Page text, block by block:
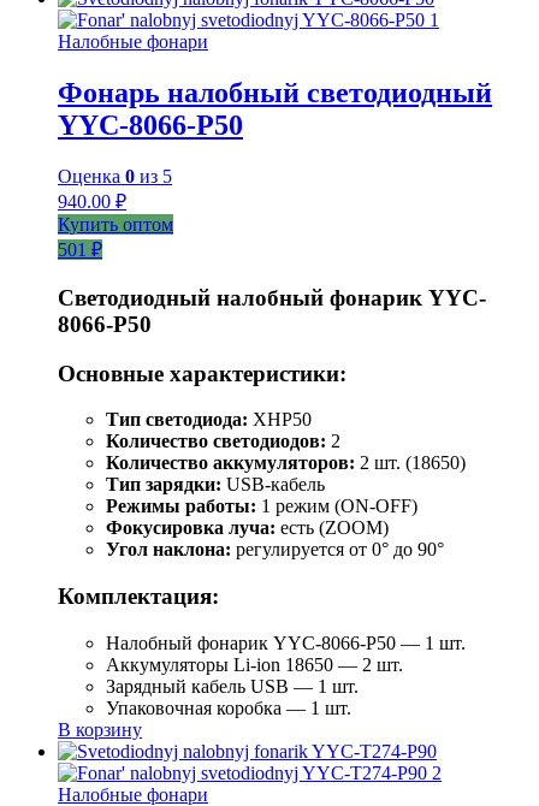
Налобные фонари
Фонарь налобный светодиодный
YYC-8066-P50
Оценка 0 из 5
940.00 ₽
Купить оптом
501 ₽
Светодиодный налобный фонарик YYC-
8066-P50
Основные характеристики:
Тип светодиода: XHP50
Количество светодиодов: 2
Количество аккумуляторов: 2 шт. (18650)
Тип зарядки: USB-кабель
Режимы работы: 1 режим (ON-OFF)
Фокусировка луча: есть (ZOOM)
Угол наклона: регулируется от 0° до 90°
Комплектация:
Налобный фонарик YYC-8066-P50 — 1 шт.
Аккумуляторы Li-ion 18650 — 2 шт.
Зарядный кабель USB — 1 шт.
Упаковочная коробка — 1 шт.
В корзину
Налобные фонари